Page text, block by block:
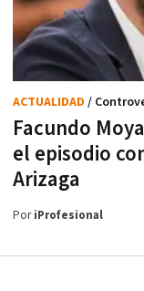
Facundo
el episodio
Arizaga
ACTUALIDAD /
PoriProfesional